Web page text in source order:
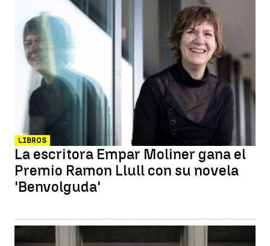
LIBROS
La escritora Empar Moliner gana el
Premio Ramon Llull con su novela
'Benvolguda'